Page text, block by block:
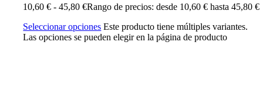
10,60€ - 45,80€Rango de precios: desde 10,60 € hasta 45,80 €
Seleccionar opciones Este producto tiene múltiples variantes.
Las opciones se pueden elegir en la página de producto